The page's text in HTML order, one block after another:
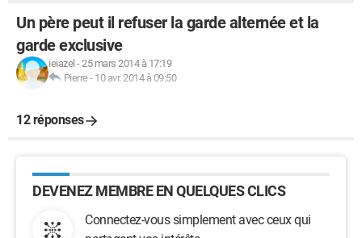
Un père peut il refuser la garde alternée et la
garde exclusive
ieiazel -25 mars 2014 à 17:19
Pierre- 10 avr. 2014 à 09:50
12 réponses
DEVENEZ MEMBRE EN QUELQUES CLICS
Connectez-vous simplement avec ceux qui